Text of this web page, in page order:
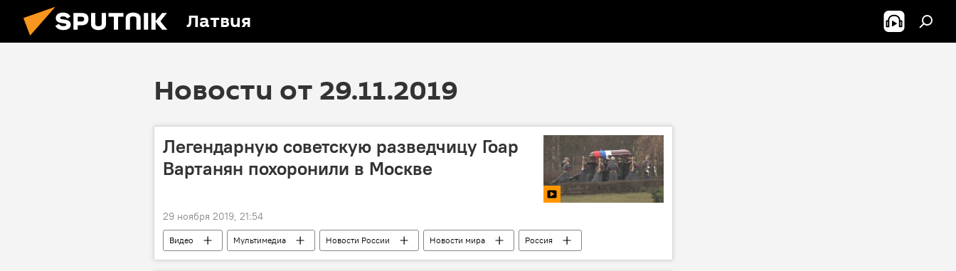
Латвия
Новости от 29.11.2019
Легендарную советскую разведчицу Гоар
Вартанян похоронили в Москве
29 ноября 2019, 21:54
Видео Мультимедиа Новости России Новости мира
Россия
Армения
разведка разведчики смерть похороны